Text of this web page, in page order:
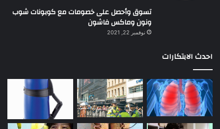
تسوق وأحصل على خصومات مع كوبونات شوب
ونون وماكس فاشون
نوفمبر 22, 2021
احدث الابتكارات